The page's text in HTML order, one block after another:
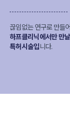
끊임없는 연구로 만들
하프클리닉에서만 만
특허시술입니다.